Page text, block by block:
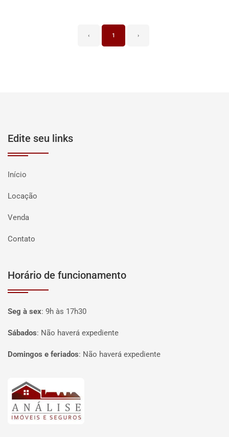
‹ 1 ›
Edite seu links
Início
Locação
Venda
Contato
Horário de funcionamento
Seg à sex: 9h às 17h30
Sábados: Não haverá expediente
Domingos e feriados: Não haverá expediente
Página inicial